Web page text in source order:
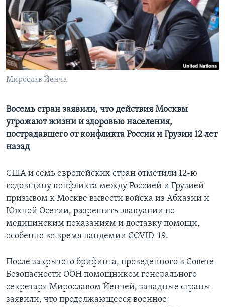
Learning English
СОЦИАЛЬНЫЕ СЕТИ
Мирослав Йенча
Восемь стран заявили, что действия Москвы
угрожают жизни и здоровью населения,
пострадавшего от конфликта России и Грузии 12 лет
назад
США и семь европейских стран отметили 12-ю
годовщину конфликта между Россией и Грузией
призывом к Москве вывести войска из Абхазии и
Южной Осетии, разрешить эвакуации по
медицинским показаниям и доставку помощи,
особенно во время пандемии COVID-19.
После закрытого брифинга, проведенного в Совете
Безопасности ООН помощником генерального
секретаря Мирославом Йенчей, западные страны
заявили, что продолжающееся военное